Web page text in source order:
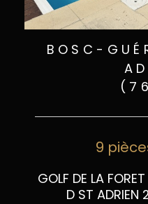
BOSC-
9
GOLF DE LA
D ST ADRIEN